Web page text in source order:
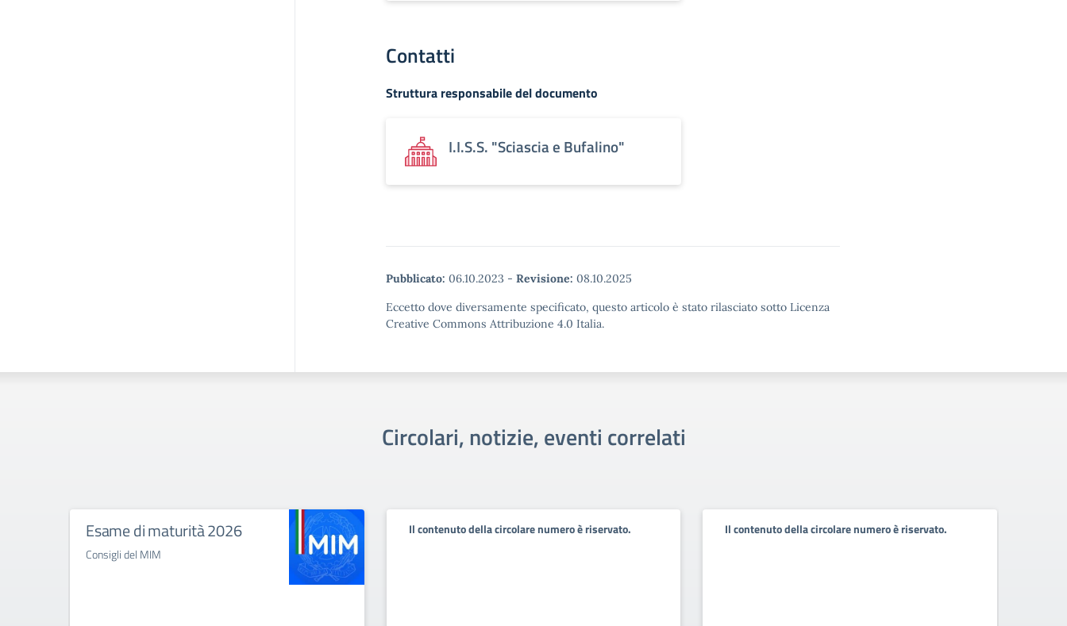
Contatti
Struttura responsabile del documento
I.I.S.S. "Sciascia e Bufalino"
Pubblicato: 06.10.2023 - Revisione: 08.10.2025
Eccetto dove diversamente specificato, questo articolo è stato rilasciato sotto Licenza
Creative Commons Attribuzione 4.0 Italia.
Circolari, notizie, eventi correlati
Esame di maturità 2026
Consigli del MIM
Il contenuto della circolare numero è riservato. Il contenuto della circolare numero è riservato.